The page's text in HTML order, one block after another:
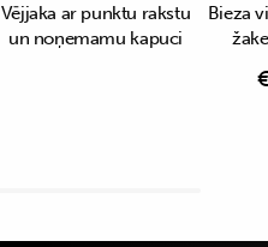
Vējjaka ar punktu rakstu
un noņemamu kapuci
Bieza